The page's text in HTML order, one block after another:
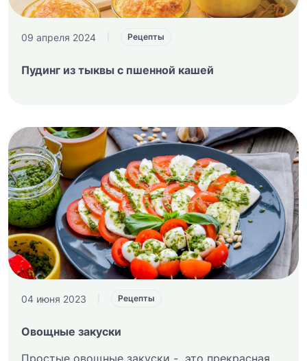
09 апреля 2024 Рецепты
Пудинг из тыквы с пшенной кашей
04 июня 2023 Рецепты
Овощные закуски